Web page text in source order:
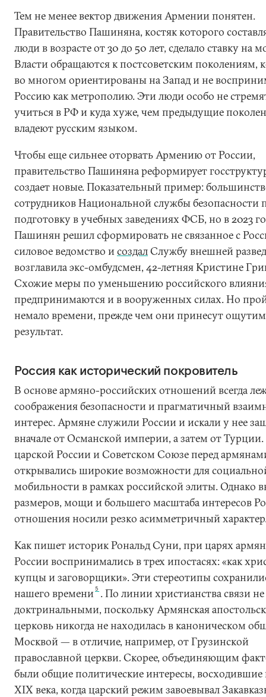
Тем не менее вектор движения Армении понятен.
Правительство Пашиняна, костяк которого
люди в возрасте от 30 до 50 лет, сделало ставку на
Власти обращаются к постсоветским поколениям,
во многом ориентированы на Запад и не
Россию как метрополию. Эти люди особо не
учиться в РФ и куда хуже, чем предыдущие
владеют русским языком.
Чтобы еще сильнее оторвать Армению от России,
правительство Пашиняна реформирует
создает новые. Показательный пример:
сотрудников Национальной службы безопасности
подготовку в учебных заведениях ФСБ, но в 2023
Пашинян решил сформировать не связанное с
силовое ведомство исоздалСлужбу внешней
возглавила экс-омбудсмен, 42-летняя Кристине
Схожие меры по уменьшению российского
предпринимаются и в вооруженных силах. Но
немало времени, прежде чем они принесут
результат.
Россия как исторический покровитель
В основе армяно-российских отношений всегда
соображения безопасности и прагматичный
интерес. Армяне служили России и искали у нее
вначале от Османской империи, а затем от
царской России и Советском Союзе перед
открывались широкие возможности для
мобильности в рамках российской элиты. Однако
размеров, мощи и большего масштаба интересов
отношения носили резко асимметричный
Как пишет историк Рональд Суни, при царях
России воспринимались в трех ипостасях: «как
купцы и заговорщики». Эти стереотипы
нашего времени 5 . По линии христианства связи
доктринальными, поскольку Армянская
церковь никогда не находилась в каноническом
Москвой — в отличие, например, от Грузинской
православной церкви. Скорее, объединяющим
были общие политические интересы, восходившие
XIX века, когда царский режим завоевывал